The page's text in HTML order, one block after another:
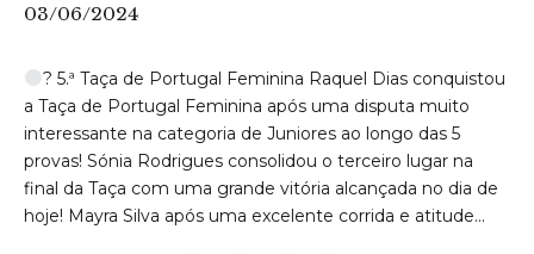
03/06/2024
? 5.ª Taça de Portugal Feminina Raquel Dias conquistou
a Taça de Portugal Feminina após uma disputa muito
interessante na categoria de Juniores ao longo das 5
provas! Sónia Rodrigues consolidou o terceiro lugar na
final da Taça com uma grande vitória alcançada no dia de
hoje! Mayra Silva após uma excelente corrida e atitude...